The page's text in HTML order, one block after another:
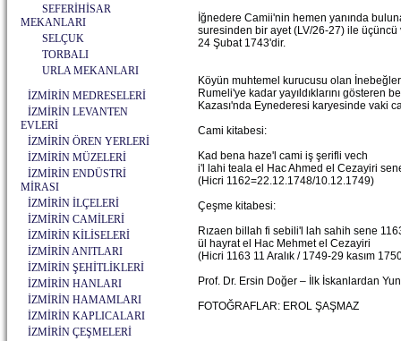
SEFERİHİSAR
MEKANLARI
SELÇUK
TORBALI
URLA MEKANLARI
İZMİRİN MEDRESELERİ
İZMİRİN LEVANTEN
EVLERİ
İZMİRİN ÖREN YERLERİ
İZMİRİN MÜZELERİ
İZMİRİN ENDÜSTRİ
MİRASI
İZMİRİN İLÇELERİ
İZMİRİN CAMİLERİ
İZMİRİN KİLİSELERİ
İZMİRİN ANITLARI
İZMİRİN ŞEHİTLİKLERİ
İZMİRİN HANLARI
İZMİRİN HAMAMLARI
İZMİRİN KAPLICALARI
İZMİRİN ÇEŞMELERİ
İğnedere Camii'nin hemen yanında
suresinden bir ayet (LV/26-27) ile üçüncü
24 Şubat 1743'dir.
Köyün muhtemel kurucusu olan
Rumeli'ye kadar yayıldıklarını gösteren
Kazası'nda Eynederesi karyesinde vaki
Cami kitabesi:
Kad bena haze'l cami iş şerifli vech
i'l lahi teala el Hac Ahmed el Cezayiri
(Hicri 1162=22.12.1748/10.12.1749)
Çeşme kitabesi:
Rızaen billah fi sebili'l lah sahih sene
ül hayrat el Hac Mehmet el Cezayiri
(Hicri 1163 11 Aralık / 1749-29 kasım
Prof. Dr. Ersin Doğer – İlk İskanlardan
FOTOĞRAFLAR: EROL ŞAŞMAZ